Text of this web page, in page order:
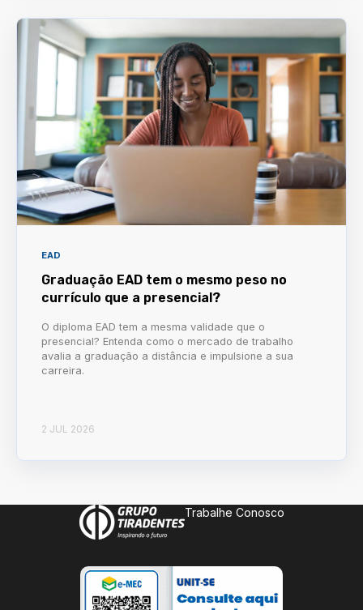
EAD
Graduação EAD tem o mesmo peso no
currículo que a presencial?
O diploma EAD tem a mesma validade que o
presencial? Entenda como o mercado de trabalho
avalia a graduação a distância e impulsione a sua
carreira.
2 JUL 2026
Trabalhe Conosco